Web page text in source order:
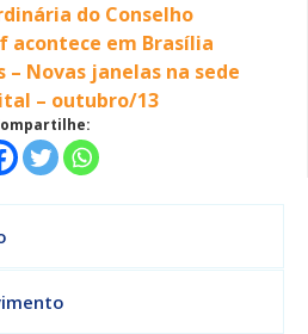
do Conselho
acontece em Brasília
– Novas janelas na sede
– outubro/13